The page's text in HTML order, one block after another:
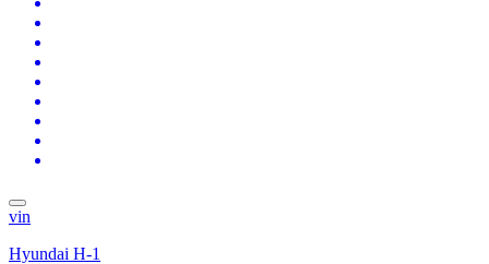
vin
Hyundai H-1